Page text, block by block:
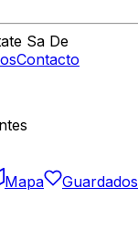
Sa De
Contacto
Mapa Guardados